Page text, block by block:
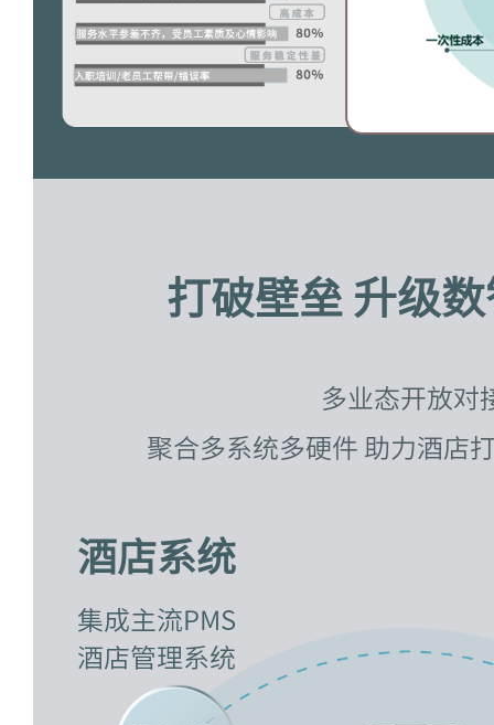
打破壁垒 升级
多业态开放对
聚合多系统多硬件 助力酒店
酒店系统
集成主流PMS
酒店管理系统